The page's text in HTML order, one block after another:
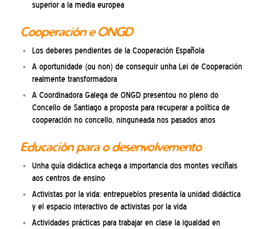
superior a la media europea
Cooperación e ONGD
Los deberes pendientes de la Cooperación Española
A oportunidade (ou non) de conseguir unha Lei de Cooperación
realmente transformadora
A Coordinadora Galega de ONGD presentou no pleno do
Concello de Santiago a proposta para recuperar a política de
cooperación no concello, ninguneada nos pasados anos
Educación para o desenvolvemento
Unha guía didáctica achega a importancia dos montes veciñais
aos centros de ensino
Activistas por la vida: entrepueblos presenta la unidad didáctica
y el espacio interactivo de activistas por la vida
Actividades prácticas para trabajar en clase la igualdad en